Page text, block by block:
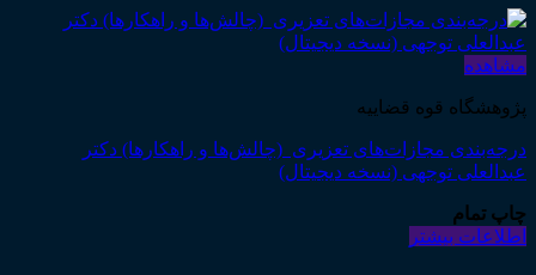
مشاهده
پژوهشگاه قوه قضاییه
درجه‌بندی مجازات‌های تعزیری (چالش‌ها و راهکارها) دکتر
عبدالعلی توجهی (نسخه دیجیتال)
چاپ تمام
اطلاعات بیشتر